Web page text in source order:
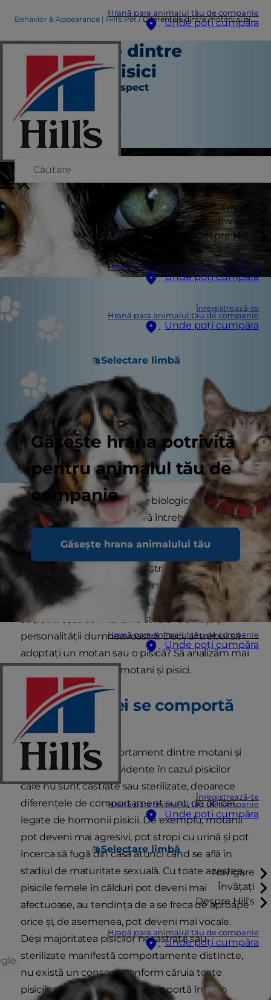
Hrană para animalul tău de companie
Unde poți cumpăra
Navigare
Învățați
Despre Hill's
Hrană para animalul tău de companie
Unde poți cumpăra
Înregistrează-te
Hrană para animalul tău de companie
Unde poți cumpăra
Selectare limbă
Găsește hrana potrivită
pentru animalul tău de
companie
Găsește hrana animalului tău
Hrană para animalul tău de companie
Unde poți cumpăra
Înregistrează-te
Hrană para animalul tău de companie
Unde poți cumpăra
Selectare limbă
Navigare
Învățați
Despre Hill's
Hrană para animalul tău de companie
Unde poți cumpăra
Behavior & Appearance | Hill's Pet Diferențele dintre motani și pisici
Diferențele dintre
motani și pisici
Comportament și aspect
Chrissie Klinger
|
August 21, 2018
Cunoașteți deja diferențele biologice dintre
motani și pisici, dar poate vă întrebați pentru
care să optați atunci când vine vorba de
alegerea unui nou prieten blănos care să se
alăture familiei dumneavoastră. Explorarea
contrastelor dintre un motan mândru și o regină
care toarce vă poate ajuta să alegeți o pisică care
se potrivește cel mai bine stilului de viață și
personalității dumneavoastră. Deci, ar trebui să
adoptați un motan sau o pisică? Să analizăm mai
întâi diferența dintre motani și pisici.
Care dintre ei se comportă
mai bine?
Diferențele de comportament dintre motani și
pisici sunt cele mai evidente în cazul pisicilor
care nu sunt castrate sau sterilizate, deoarece
diferențele de comportament sunt, de obicei,
legate de hormonii pisicii. De exemplu, motanii
pot deveni mai agresivi, pot stropi cu urină și pot
încerca să fugă din casă atunci când se află în
stadiul de maturitate sexuală. Cu toate acestea,
pisicile femele în călduri pot deveni mai
afectuoase, au tendința de a se freca de aproape
orice și, de asemenea, pot deveni mai vocale.
Deși majoritatea pisicilor necastrate sau
sterilizate manifestă comportamente distincte,
nu există un consens conform căruia toate
pisicile de ambele sexe se comportă într-un